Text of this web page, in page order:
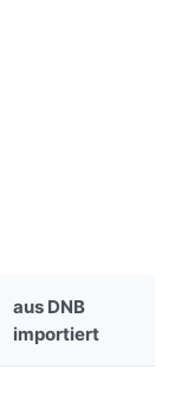
aus DNB
importiert